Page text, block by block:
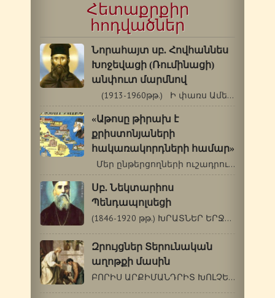
Հետաքրքիր
հոդվածներ
Նորահայտ սբ. Հովհաննես
Խոջեվացի (Ռումինացի)
անփուտ մարմնով
(1913-1960թթ.) Ի փառս Ամենասուրբ Երրորդության,…
«Աթոսը թիրախ է
քրիստոնյաների
հակառակորդների համար»
Մեր ընթերցողների ուշադրությանն…
Սբ. Նեկտարիոս
Պենդապոլսեցի
(1846-1920 թթ.) ԽՐԱՏՆԵՐ ԵՐՋԱՆԿՈՒԹՅԱՆ ՃԱՆԱՊԱՐՀԸ…
Զրույցներ Տերունական
աղոթքի մասին
ԲՈՐԻՍ ԱՐՔԻՄԱՆԴՐԻՏ ԽՈԼՉԵՎ (1895-1971 թթ.)…